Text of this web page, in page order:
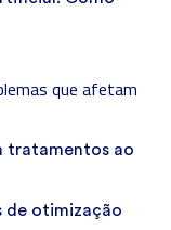
que afetam
tratamentos ao
de otimização